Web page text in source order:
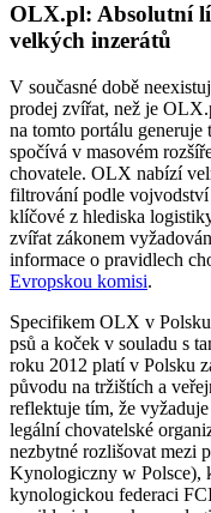
OLX.pl: Absolutní
velkých inzerátů
V současné době
prodej zvířat, než je
na tomto portálu generuje
spočívá v masovém
chovatele. OLX nabízí
filtrování podle
klíčové z hlediska
zvířat zákonem
informace o pravidlech
Evropskou komisi.
Specifikem OLX v
psů a koček v souladu s
roku 2012 platí v Polsku
původu na tržištích a
reflektuje tím, že
legální chovatelské
nezbytné rozlišovat mezi
Kynologiczny w Polsce),
kynologickou federaci